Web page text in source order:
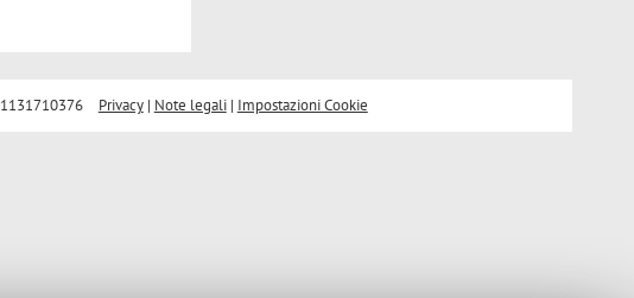
Privacy| Note legali| Impostazioni Cookie